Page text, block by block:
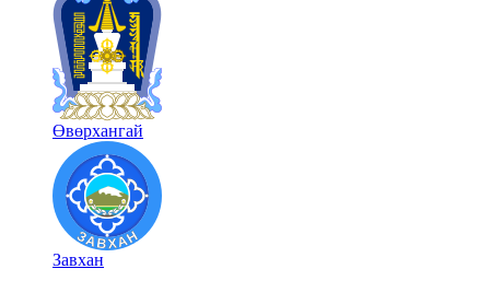
Өвөрхангай
Завхан